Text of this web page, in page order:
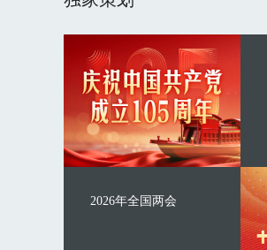
2026年全国两会